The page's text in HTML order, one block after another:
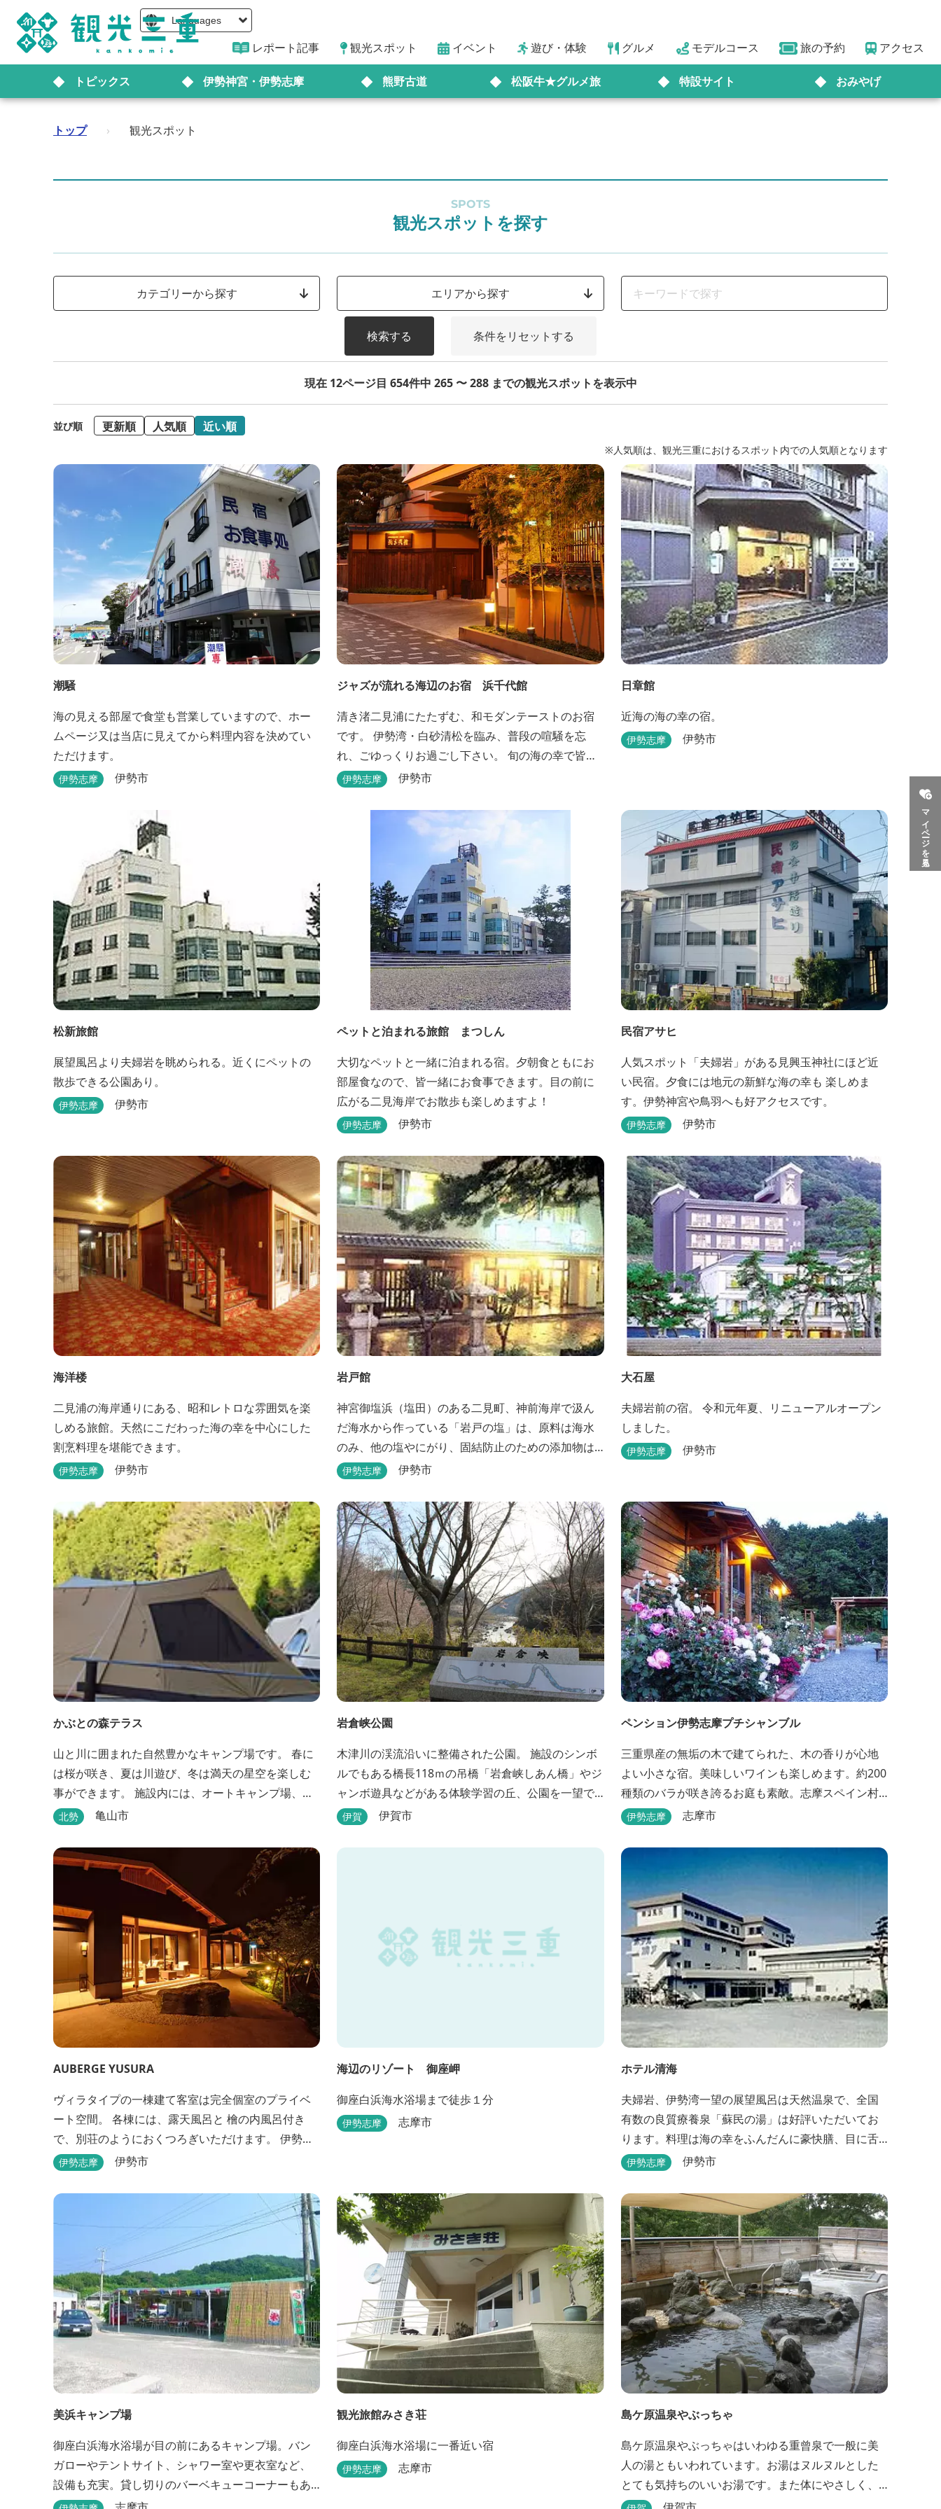
Languages
レポート記事 観光スポット イベント 遊び・体験 グルメ モデルコース 旅の予約 アクセス
トピックス 伊勢神宮・伊勢志摩 熊野古道 松阪牛★グルメ旅 特設サイト おみやげ
マイページを見る
トップ › 観光スポット
SPOTS
観光スポットを探す
カテゴリーから探す エリアから探す
検索する 条件をリセットする
現在 12ページ目 654件中 265 〜 288 までの観光スポットを表示中
並び順 更新順 人気順 近い順
※人気順は、観光三重におけるスポット内での人気順となります
潮騒
海の見える部屋で食堂も営業していますので、ホー
ムページ又は当店に見えてから料理内容を決めてい
ただけます。
伊勢志摩 伊勢市
ジャズが流れる海辺のお宿 浜千代館
清き渚二見浦にたたずむ、和モダンテーストのお宿
です。 伊勢湾・白砂清松を臨み、普段の喧騒を忘
れ、ごゆっくりお過ごし下さい。 旬の海の幸で皆様
をお待ち申し上げます。
伊勢志摩 伊勢市
日章館
近海の海の幸の宿。
伊勢志摩 伊勢市
松新旅館
展望風呂より夫婦岩を眺められる。近くにペットの
散歩できる公園あり。
伊勢志摩 伊勢市
ペットと泊まれる旅館 まつしん
大切なペットと一緒に泊まれる宿。夕朝食ともにお
部屋食なので、皆一緒にお食事できます。目の前に
広がる二見海岸でお散歩も楽しめますよ！
伊勢志摩 伊勢市
民宿アサヒ
人気スポット「夫婦岩」がある見興玉神社にほど近
い民宿。夕食には地元の新鮮な海の幸も 楽しめま
す。伊勢神宮や鳥羽へも好アクセスです。
伊勢志摩 伊勢市
海洋楼
二見浦の海岸通りにある、昭和レトロな雰囲気を楽
しめる旅館。天然にこだわった海の幸を中心にした
割烹料理を堪能できます。
伊勢志摩 伊勢市
岩戸館
神宮御塩浜（塩田）のある二見町、神前海岸で汲ん
だ海水から作っている「岩戸の塩」は、原料は海水
のみ、他の塩やにがり、固結防止のための添加物は
一切使用していない純国産自然海塩です。
伊勢志摩 伊勢市
大石屋
夫婦岩前の宿。 令和元年夏、リニューアルオープン
しました。
伊勢志摩 伊勢市
かぶとの森テラス
山と川に囲まれた自然豊かなキャンプ場です。 春に
は桜が咲き、夏は川遊び、冬は満天の星空を楽しむ
事ができます。 施設内には、オートキャンプ場、芝
生のフリーサイト、林間のフリーサイトと3種類のキ
ンプを楽しむ事ができます。 テント泊が苦手な方
や、小さなお子様連れの方はコテージがおススメ。
大小合わせて6棟のコテージがあります。 キャン...
北勢 亀山市
岩倉峡公園
木津川の渓流沿いに整備された公園。 施設のシンボ
ルでもある橋長118ｍの吊橋「岩倉峡しあん橋」やジ
ャンボ遊具などがある体験学習の丘、公園を一望で
きる見晴らしの丘があり、幅広い野外活動に利用で
ヶ原温泉やぶっちゃに至る「川辺の道」があり、旧
伊賀 伊賀市
ペンション伊勢志摩プチシャンブル
三重県産の無垢の木で建てられた、木の香りが心地
よい小さな宿。美味しいワインも楽しめます。約200
種類のバラが咲き誇るお庭も素敵。志摩スペイン村
へ約6キロと観光にも便利です。
伊勢志摩 志摩市
AUBERGE YUSURA
ヴィラタイプの一棟建て客室は完全個室のプライベ
ート空間。 各棟には、露天風呂と 檜の内風呂付き
で、別荘のようにおくつろぎいただけます。 伊勢路
の旅にお好みの一棟をどうぞお選びください。
は、小さな宿ならではの「ひと手間」のおもてな
し。 「居・食・充」を満たし、皆様の伊勢路の旅に
寄り添う宿となれるよう、心を月してお待ちして...
伊勢志摩 伊勢市
海辺のリゾート 御座岬
御座白浜海水浴場まで徒歩１分
伊勢志摩 志摩市
ホテル清海
夫婦岩、伊勢湾一望の展望風呂は天然温泉で、全国
有数の良質療養泉「蘇民の湯」は好評いただいてお
ります。料理は海の幸をふんだんに豪快膳、目に舌
に語りかけます。 平成１６年９月に露天風呂がオー
伊勢志摩 伊勢市
美浜キャンプ場
御座白浜海水浴場が目の前にあるキャンプ場。バン
ガローやテントサイト、シャワー室や更衣室など、
設備も充実。貸し切りのバーベキューコーナーもあ
るので、ファミリーやグループで気軽に楽しむこと
観光旅館みさき荘
御座白浜海水浴場に一番近い宿
伊勢志摩 志摩市
島ケ原温泉やぶっちゃ
島ケ原温泉やぶっちゃはいわゆる重曾泉で一般に美
人の湯ともいわれています。お湯はヌルヌルとした
とても気持ちのいいお湯です。また体にやさしく、
長湯をしても疲れません。 また、施設内にはオート